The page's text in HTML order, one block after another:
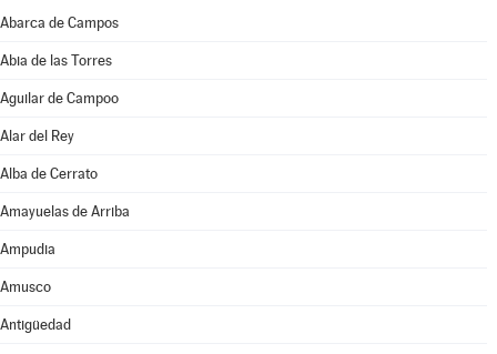
Abarca de Campos
Abia de las Torres
Aguilar de Campoo
Alar del Rey
Alba de Cerrato
Amayuelas de Arriba
Ampudia
Amusco
Antigüedad